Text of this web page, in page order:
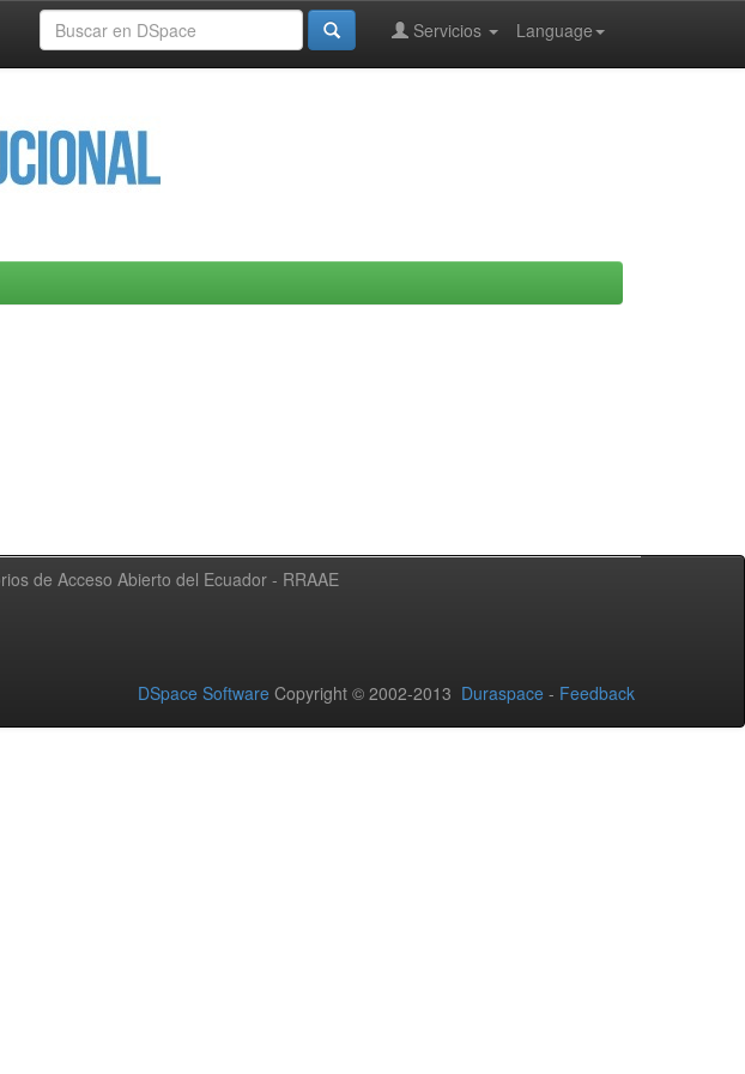
Language
Servicios
de Acceso Abierto del Ecuador - RRAAE
DSpace Software Copyright © 2002-2013 Duraspace - Feedback